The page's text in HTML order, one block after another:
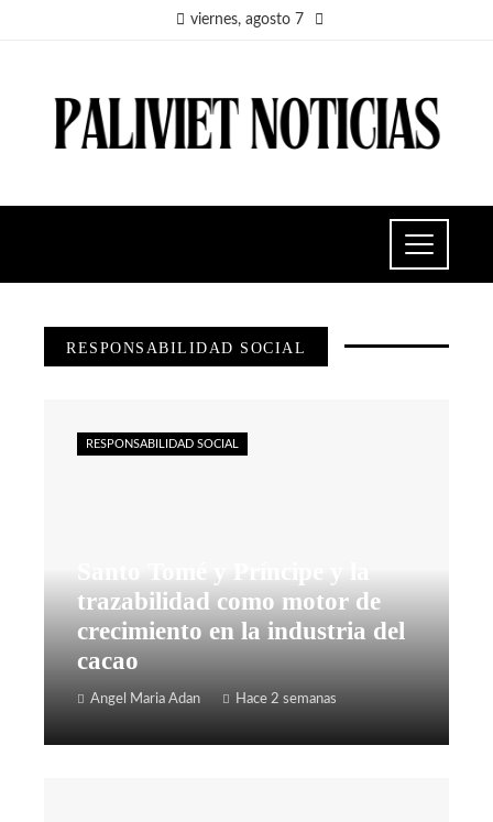
viernes, agosto 7
RESPONSABILIDAD SOCIAL
trazabilidad como motor de
crecimiento en la industria del
cacao
Angel Maria Adan Hace 2 semanas
RESPONSABILIDAD SOCIAL